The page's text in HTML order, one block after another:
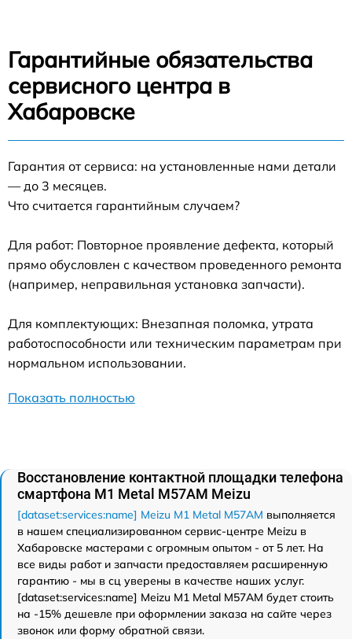
Гарантийные обязательства
сервисного центра в
Хабаровске
Гарантия от сервиса: на установленные нами детали
— до 3 месяцев.
Что считается гарантийным случаем?
Для работ: Повторное проявление дефекта, который
прямо обусловлен с качеством проведенного ремонта
(например, неправильная установка запчасти).
Для комплектующих: Внезапная поломка, утрата
работоспособности или техническим параметрам при
нормальном использовании.
Показать полностью
Восстановление контактной площадки телефона
смартфона M1 Metal M57AM Meizu
[dataset:services:name] Meizu M1 Metal M57AM выполняется
в нашем специализированном сервис-центре Meizu в
Хабаровске мастерами с огромным опытом - от 5 лет. На
все виды работ и запчасти предоставляем расширенную
гарантию - мы в сц уверены в качестве наших услуг.
[dataset:services:name] Meizu M1 Metal M57AM будет стоить
на -15% дешевле при оформлении заказа на сайте через
звонок или форму обратной связи.